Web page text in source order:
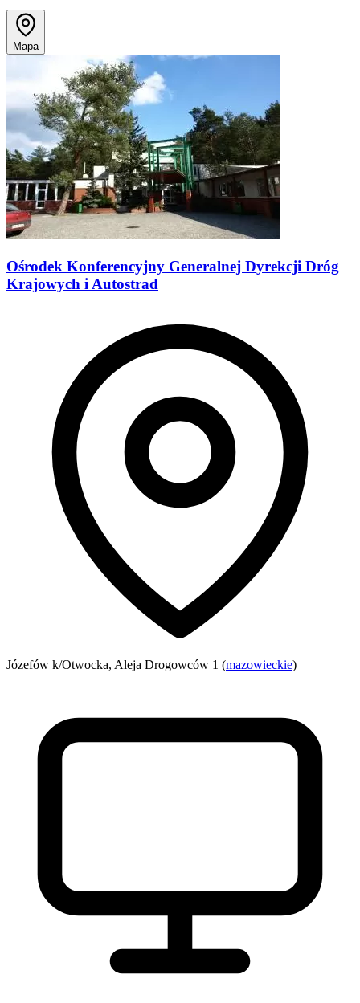
Mapa
Ośrodek Konferencyjny Generalnej Dyrekcji Dróg
Krajowych i Autostrad
Józefów k/Otwocka, Aleja Drogowców 1 (mazowieckie)